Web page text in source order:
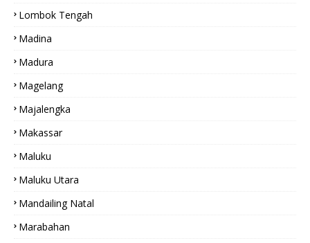
Lombok Tengah
Madina
Madura
Magelang
Majalengka
Makassar
Maluku
Maluku Utara
Mandailing Natal
Marabahan